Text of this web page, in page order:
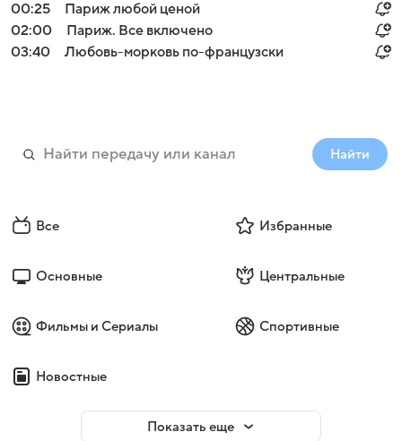
00:25
Париж любой ценой
02:00
Париж. Все включено
03:40
Любовь-морковь по-французски
Найти
Все Избранные
Основные Центральные
Фильмы и Сериалы Спортивные
Новостные
Показать еще